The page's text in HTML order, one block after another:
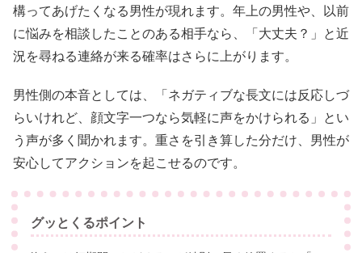
構ってあげたくなる男性が現れます。年上の男性や、以前
に悩みを相談したことのある相手なら、「大丈夫？」と近
況を尋ねる連絡が来る確率はさらに上がります。
男性側の本音としては、「ネガティブな長文には反応しづ
らいけれど、顔文字一つなら気軽に声をかけられる」とい
う声が多く聞かれます。重さを引き算した分だけ、男性が
安心してアクションを起こせるのです。
グッとくるポイント